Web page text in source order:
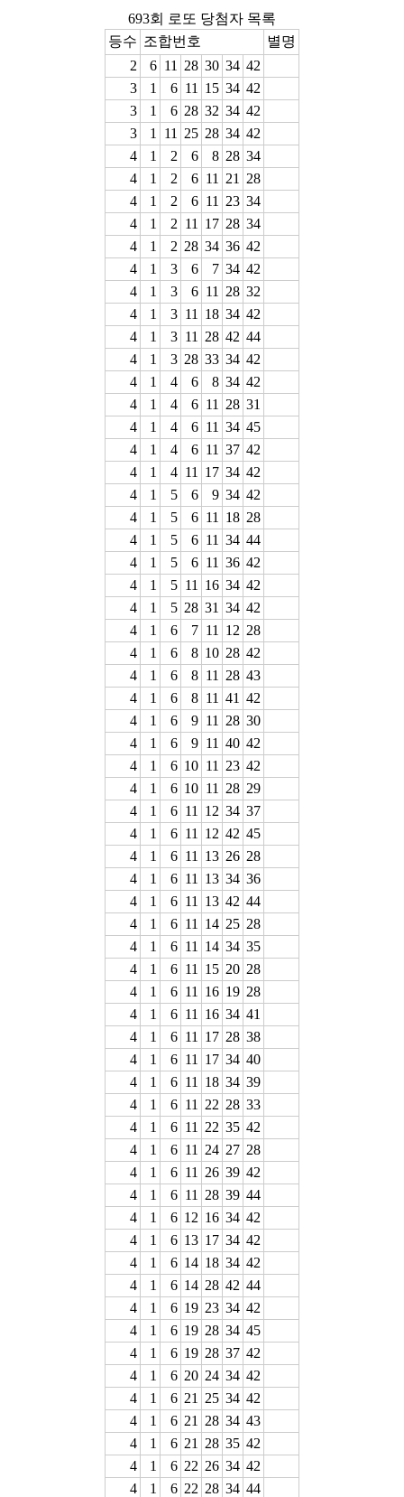
693회 로또 당첨자 목록
등수 조합번호
별명
2
6 11 28 30 34 42
3
1 6 11 15 34 42
3
1 6 28 32 34 42
3
1 11 25 28 34 42
4
1 2 6 8 28 34
4
1 2 6 11 21
28
4
1 2 6 11 23 34
4
1 2 11 17 28 34
4
1 2 28 34 36 42
4
1 3 6 7 34 42
4
1 3 6 11 28 32
4
1 3 11 18 34 42
4
1 3 11 28 42 44
4
1 3 28 33 34 42
4
1 4 6 8 34 42
4
1 4 6 11 28 31
4
1 4 6 11 34 45
4
1 4 6 11 37 42
4
1 4 11 17 34 42
4
1 5 6 9 34 42
4
1 5 6 11 18 28
4
1 5 6 11 34 44
4
1 5 6 11 36 42
4
1 5 11 16 34 42
4
1 5 28 31 34 42
4
1 6 7 11 12 28
4
1 6 8 10 28 42
4
1 6 8 11 28 43
4
1 6 8 11 41 42
4
1 6 9 11 28 30
4
1 6 9 11 40 42
4
1 6 10 11 23 42
4
1 6 10 11 28 29
4
1 6 11 12 34 37
4
1 6 11 12 42 45
4
1 6 11 13 26 28
4
1 6 11 13 34 36
4
1 6 11 13 42 44
4
1 6 11 14 25 28
4
1 6 11 14 34 35
4
1 6 11 15 20 28
4
1 6 11 16 19 28
4
1 6 11 16 34 41
4
1 6 11 17 28 38
4
1 6 11 17 34 40
4
1 6 11 18 34 39
4
1 6 11 22 28 33
4
1 6 11 22 35 42
4
1 6 11 24 27 28
4
1 6 11 26 39 42
4
1 6 11 28 39 44
4
1 6 12 16 34 42
4
1 6 13 17 34 42
4
1 6 14 18 34 42
4
1 6 14 28 42 44
4
1 6 19 23 34 42
4
1 6 19 28 34 45
4
1 6 19 28 37 42
4
1 6 20 24 34 42
4
1 6 21 25 34 42
4
1 6 21 28 34 43
4
1 6 21 28 35 42
4
1 6 22 26 34 42
4
1 6 22 28 34 44